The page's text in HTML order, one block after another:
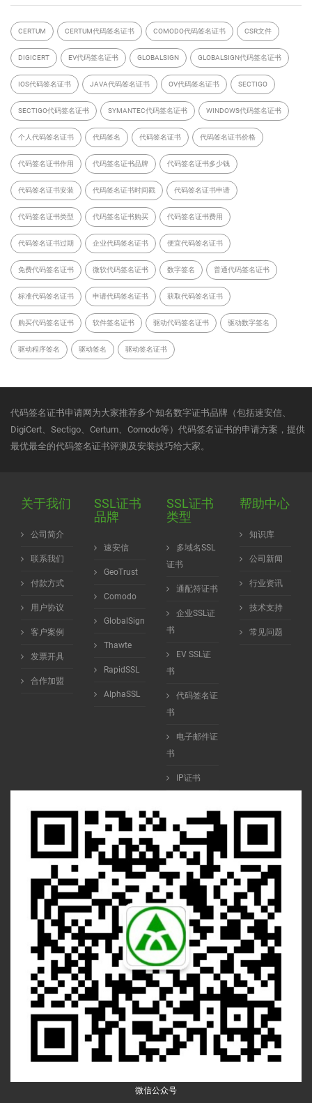
CERTUM CERTUM代码签名证书 COMODO代码签名证书 CSR文件
DIGICERT EV代码签名证书 GLOBALSIGN GLOBALSIGN代码签名证书
IOS代码签名证书 JAVA代码签名证书 OV代码签名证书 SECTIGO
SECTIGO代码签名证书 SYMANTEC代码签名证书 WINDOWS代码签名证书
个人代码签名证书 代码签名 代码签名证书 代码签名证书价格
代码签名证书作用 代码签名证书品牌 代码签名证书多少钱
代码签名证书安装 代码签名证书时间戳 代码签名证书申请
代码签名证书类型 代码签名证书购买 代码签名证书费用
代码签名证书过期 企业代码签名证书 便宜代码签名证书
免费代码签名证书 微软代码签名证书 数字签名 普通代码签名证书
标准代码签名证书 申请代码签名证书 获取代码签名证书
购买代码签名证书 软件签名证书 驱动代码签名证书 驱动数字签名
驱动程序签名 驱动签名 驱动签名证书
代码签名证书申请网为大家推荐多个知名数字证书品牌（包括速安信、
DigiCert、Sectigo、Certum、Comodo等）代码签名证书的申请方案，提供
最优最全的代码签名证书评测及安装技巧给大家。
关于我们
公司简介
联系我们
付款方式
用户协议
客户案例
发票开具
合作加盟
SSL证书
品牌
速安信
GeoTrust
Comodo
GlobalSign
Thawte
RapidSSL
AlphaSSL
SSL证书
类型
多域名SSL
证书
通配符证书
企业SSL证
书
EV SSL证
书
代码签名证
书
电子邮件证
书
IP证书
帮助中心
知识库
公司新闻
行业资讯
技术支持
常见问题
微信公众号